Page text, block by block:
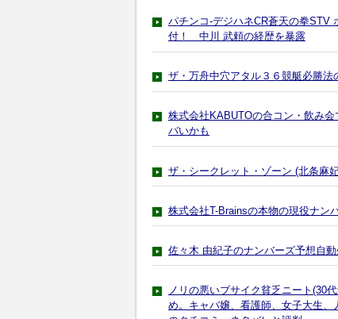
パチンコ-デジハネCR蒼天の拳STV
付！ 中川 武頼の経歴を暴露
ザ・万舟中穴アタル３６競艇必勝法
株式会社KABUTOの合コン・飲み
バいかも
ザ・シークレット・ゾーン (北条麻
株式会社T-Brainsの本物の現役ナ
佐々木 由紀子のナンバーズ予想自
ノリの悪いブサイク貧乏ニート(30
め。キャバ嬢、看護師、女子大生、